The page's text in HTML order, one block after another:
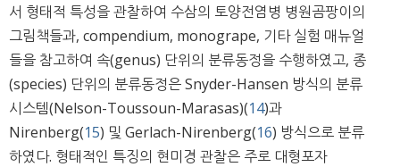
서 형태적 특성을 관찰하여 수삼의 토양전염병 병원곰팡이의
그림책들과, compendium, monogrape, 기타 실험 매뉴얼
들을 참고하여 속(genus) 단위의 분류동정을 수행하였고, 종
(species) 단위의 분류동정은 Snyder-Hansen 방식의 분류
시스템(Nelson-Toussoun-Marasas)(14)과
Nirenberg(15) 및 Gerlach-Nirenberg(16) 방식으로 분류
하였다. 형태적인 특징의 현미경 관찰은 주로 대형포자